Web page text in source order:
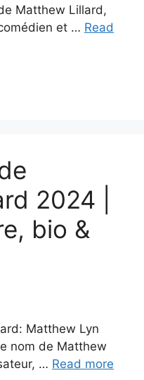
Matthew Lillard,
et … Read
2024 |
bio &
Matthew Lyn
nom de Matthew
… Read more